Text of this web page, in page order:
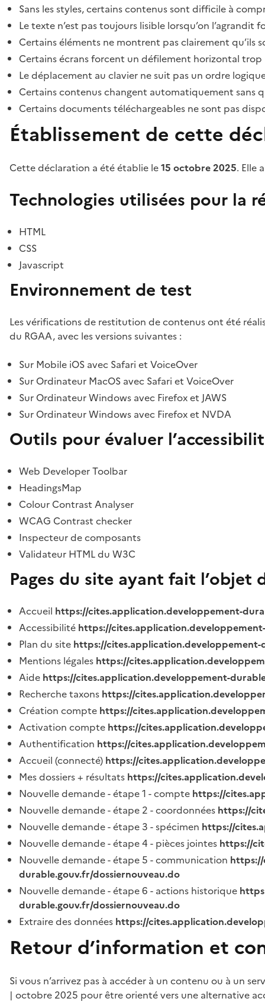
Sans les styles, certains contenus sont difficile à
Le texte n’est pas toujours lisible lorsqu’on l’agrandit
Certains éléments ne montrent pas clairement qu’ils
Certains écrans forcent un défilement horizontal
Le déplacement au clavier ne suit pas un ordre
Certains contenus changent automatiquement sans
Certains documents téléchargeables ne sont pas
Établissement de cette
Cette déclaration a été établie le15 octobre 2025. Elle
Technologies utilisées pour la
HTML
CSS
Javascript
Environnement de test
Les vérifications de restitution de contenus ont été
du RGAA, avec les versions suivantes :
Sur Mobile iOS avec Safari et VoiceOver
Sur Ordinateur MacOS avec Safari et VoiceOver
Sur Ordinateur Windows avec Firefox et JAWS
Sur Ordinateur Windows avec Firefox et NVDA
Outils pour évaluer
Web Developer Toolbar
HeadingsMap
Colour Contrast Analyser
WCAG Contrast checker
Inspecteur de composants
Validateur HTML du W3C
Pages du site ayant fait
Accueil https://cites.application.developpement-
Accessibilité https://
Plan du site https://
Mentions légales https://
Aide https://cites.application.developpement-
Recherche taxons https://
Création compte https://
Activation compte https://
Authentification https://
Accueil (connecté) https://
Mes dossiers + résultats https://
Nouvelle demande - étape 1 - compte https://
Nouvelle demande - étape 2 - coordonnées https://
Nouvelle demande - étape 3 - spécimen https://
Nouvelle demande - étape 4 - pièces jointes https://
Nouvelle demande - étape 5 - communication
durable.gouv.fr/dossiernouveau.do
Nouvelle demande - étape 6 - actions historique
durable.gouv.fr/dossiernouveau.do
Extraire des données https://
Retour d’information et
Si vous n’arrivez pas à accéder à un contenu ou à un
| octobre 2025 pour être orienté vers une alternative